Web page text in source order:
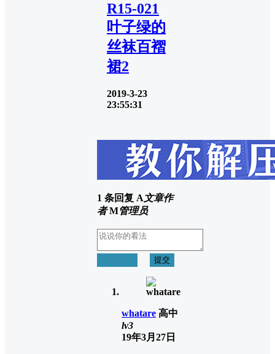
R15-021
叶子绿的
丝袜百褶
裙2
2019-3-23
23:55:31
1 条回复 A文章作
者 M管理员
提交
whatare 高中
lv3
19年3月27日